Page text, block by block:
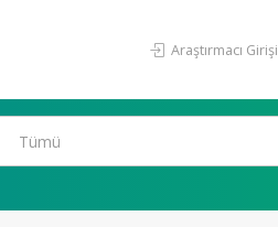
Araştırmacı Girişi